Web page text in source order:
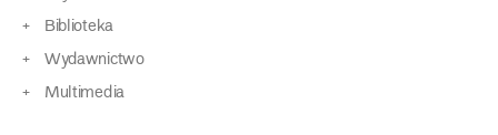
Biblioteka
Wydawnictwo
Multimedia